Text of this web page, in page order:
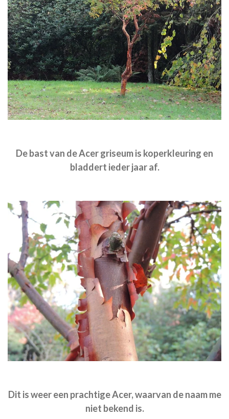
De bast van de Acer griseum is koperkleuring en
bladdert ieder jaar af.
Dit is weer een prachtige Acer, waarvan de naam me
niet bekend is.